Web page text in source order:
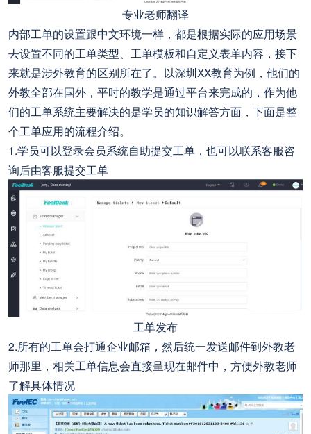
专业老师翻译
内部工单的设置跟中文环境一样，都是根据实际的应用场景
去设置不同的工单类型、工单模板和自定义表单内容，接下
来就是涉外教育的区别所在了。以深圳XX教育为例，他们的
外教全部在国外，平时的教学是通过平台来完成的，作为他
们的工单系统主要解决的是学员的知识解答方面，下面是整
个工单应用的流程介绍。
1.学员可以登录会员系统自助提交工单，也可以联系客服咨
询后由客服提交工单
工单发布
2.所有的工单会打通企业邮箱，然后统一发送邮件到外教老
师那里，相关工单信息会直接呈现在邮件中，方便外教老师
了解具体情况